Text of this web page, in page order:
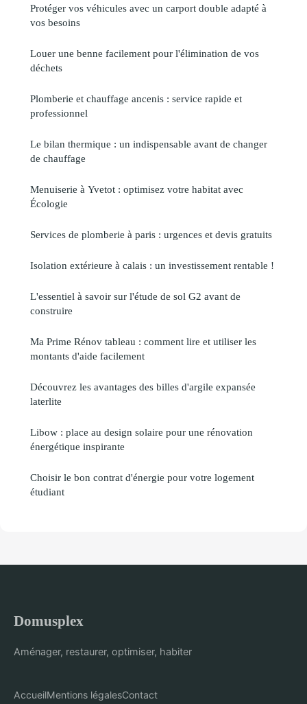
Protéger vos véhicules avec un carport double adapté à
vos besoins
Louer une benne facilement pour l'élimination de vos
déchets
Plomberie et chauffage ancenis : service rapide et
professionnel
Le bilan thermique : un indispensable avant de changer
de chauffage
Menuiserie à Yvetot : optimisez votre habitat avec
Écologie
Services de plomberie à paris : urgences et devis gratuits
Isolation extérieure à calais : un investissement rentable !
L'essentiel à savoir sur l'étude de sol G2 avant de
construire
Ma Prime Rénov tableau : comment lire et utiliser les
montants d'aide facilement
Découvrez les avantages des billes d'argile expansée
laterlite
Libow : place au design solaire pour une rénovation
énergétique inspirante
Choisir le bon contrat d'énergie pour votre logement
étudiant
Domusplex
Aménager, restaurer, optimiser, habiter
AccueilMentions légalesContact